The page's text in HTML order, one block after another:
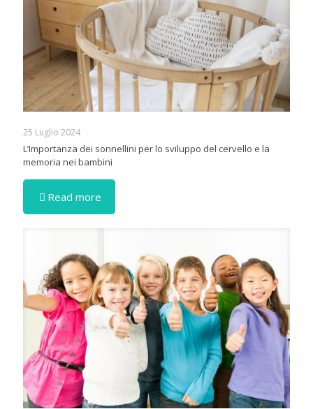
25 Luglio 2024
L’Importanza dei sonnellini per lo sviluppo del cervello e la
memoria nei bambini
Read more